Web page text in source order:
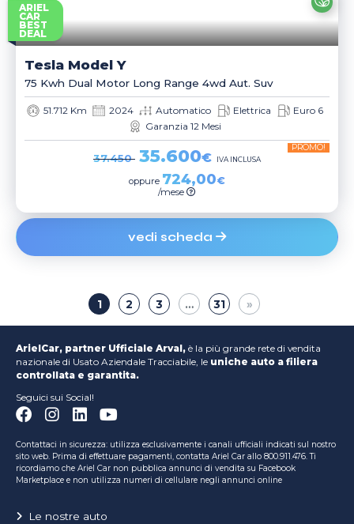
ARIEL
CAR
BEST
DEAL
Tesla Model Y
75 Kwh Dual Motor Long Range 4wd Aut. Suv
51.712 Km 2024 Automatico Elettrica
Euro 6
Garanzia 12 Mesi
37.450 35.600€
PROMO!
IVA INCLUSA
oppure 724,00€
/mese
vedi scheda
1 2 3 … 31
ArielCar, partner Ufficiale Arval, è la più grande rete di vendita
nazionale di Usato Aziendale Tracciabile, le uniche auto a filiera
controllata e garantita.
Seguici sui Social!
Contattaci in sicurezza: utilizza esclusivamente i canali ufficiali indicati sul nostro
sito web. Prima di effettuare pagamenti, contatta Ariel Car allo 800.911.476. Ti
ricordiamo che Ariel Car non pubblica annunci di vendita su Facebook
Marketplace e non utilizza numeri di cellulare negli annunci online
Le nostre auto